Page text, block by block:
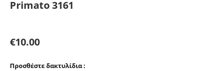
Primato 3161
€10.00
Προσθέστε δακτυλίδια :